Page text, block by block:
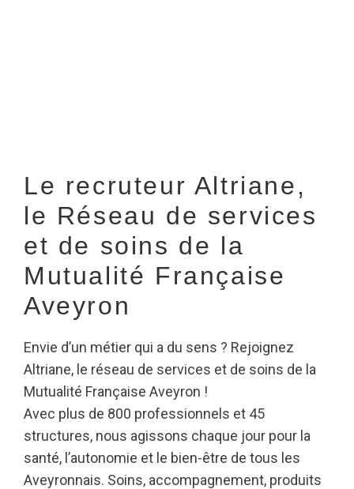
Le recruteur Altriane,
le Réseau de services
et de soins de la
Mutualité Française
Aveyron
Envie d’un métier qui a du sens ? Rejoignez
Altriane, le réseau de services et de soins de la
Mutualité Française Aveyron !
Avec plus de 800 professionnels et 45
structures, nous agissons chaque jour pour la
santé, l’autonomie et le bien-être de tous les
Aveyronnais. Soins, accompagnement, produits